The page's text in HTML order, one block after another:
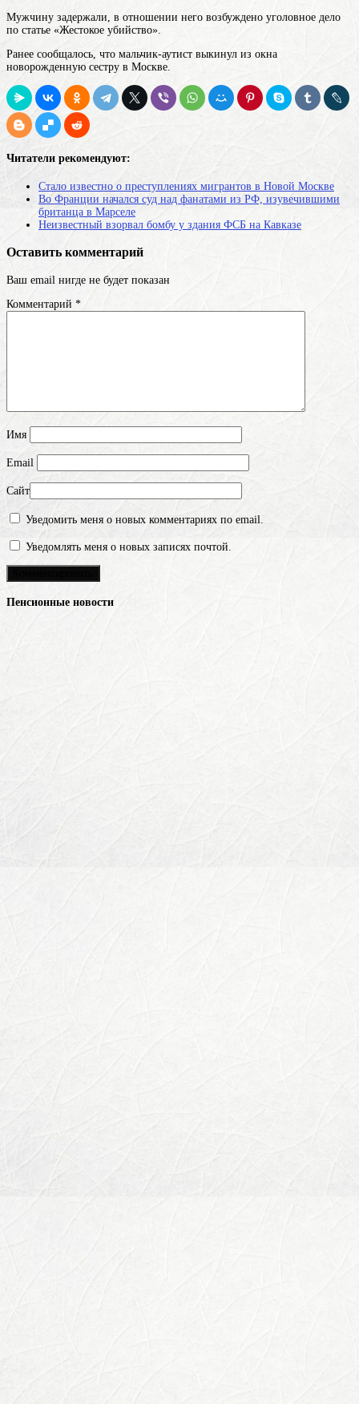
Мужчину задержали, в отношении него возбуждено уголовное дело
по статье «Жестокое убийство».
Ранее сообщалось, что мальчик-аутист выкинул из окна
новорожденную сестру в Москве.
Читатели рекомендуют:
Стало известно о преступлениях мигрантов в Новой Москве
Во Франции начался суд над фанатами из РФ, изувечившими
британца в Марселе
Неизвестный взорвал бомбу у здания ФСБ на Кавказе
Оставить комментарий
Ваш email нигде не будет показан
Комментарий *
Имя
Email
Сайт
Уведомить меня о новых комментариях по email.
Уведомлять меня о новых записях почтой.
Пенсионные новости